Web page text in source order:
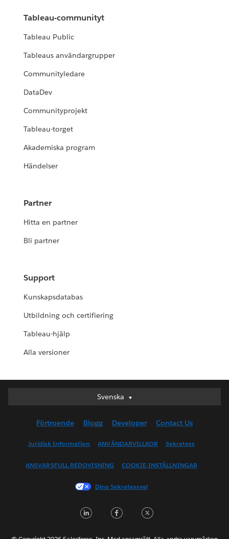
Tableau-communityt
Tableau Public
Tableaus användargrupper
Communityledare
DataDev
Communityprojekt
Tableau-torget
Akademiska program
Händelser
Partner
Hitta en partner
Bli partner
Support
Kunskapsdatabas
Utbildning och certifiering
Tableau-hjälp
Alla versioner
Svenska
Svenska
English (UK)
English (US)
Français (Canada)
Français (France)
日本語
Förtroende Blogg Developer Contact Us
Juridisk Information ANVÄNDARVILLKOR Sekretess
ANSVARSFULL REDOVISNING COOKIE-INSTÄLLNINGAR
Dina Sekretessval
LinkedInFacebook